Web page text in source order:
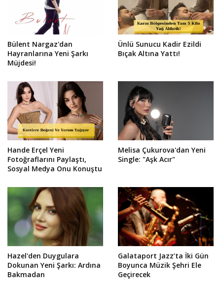
Bülent Nargaz'dan
Hayranlarına Yeni Şarkı
Müjdesi!
Ünlü Sunucu Kadir Ezildi
Bıçak Altına Yattı!
Hande Erçel Yeni
Fotoğraflarını Paylaştı,
Sosyal Medya Onu Konuştu
Melisa Çukurova'dan Yeni
Single: "Aşk Acır"
Hazel'den Duygulara
Dokunan Yeni Şarkı: Ardına
Bakmadan
Galataport Jazz’ta İki Gün
Boyunca Müzik Şehri Ele
Geçirecek